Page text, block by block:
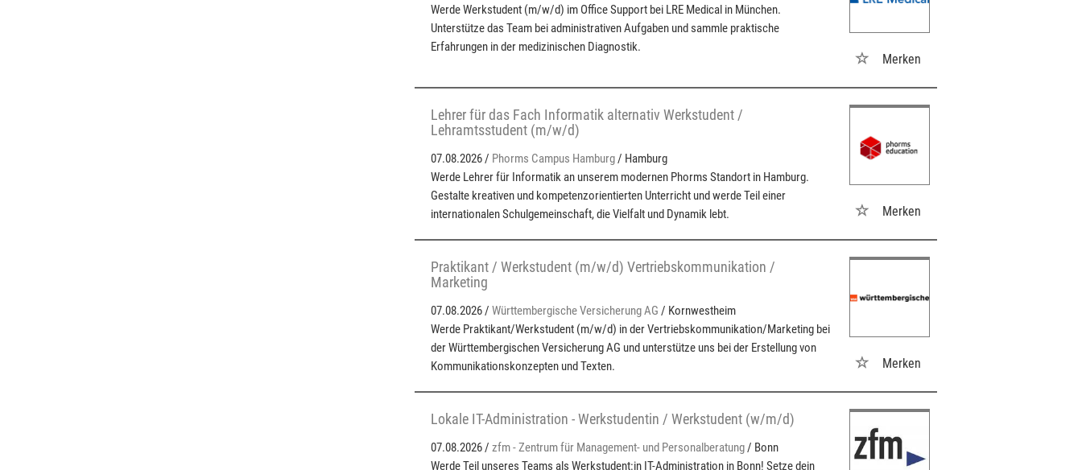
Werde Werkstudent (m/w/d) im Office Support bei LRE Medical in München.
Unterstütze das Team bei administrativen Aufgaben und sammle praktische
Erfahrungen in der medizinischen Diagnostik.
Merken
Lehrer für das Fach Informatik alternativ Werkstudent /
Lehramtsstudent (m/w/d)
07.08.2026 / Phorms Campus Hamburg/ Hamburg
Werde Lehrer für Informatik an unserem modernen Phorms Standort in Hamburg.
Gestalte kreativen und kompetenzorientierten Unterricht und werde Teil einer
internationalen Schulgemeinschaft, die Vielfalt und Dynamik lebt.
Merken
Praktikant / Werkstudent (m/w/d) Vertriebskommunikation /
Marketing
07.08.2026 / Württembergische Versicherung AG / Kornwestheim
Werde Praktikant/Werkstudent (m/w/d) in der Vertriebskommunikation/Marketing bei
der Württembergischen Versicherung AG und unterstütze uns bei der Erstellung von
Kommunikationskonzepten und Texten.
Merken
Lokale IT-Administration - Werkstudentin / Werkstudent (w/m/d)
07.08.2026 / zfm - Zentrum für Management- und Personalberatung/ Bonn
Werde Teil unseres Teams als Werkstudent:in IT-Administration in Bonn! Setze dein